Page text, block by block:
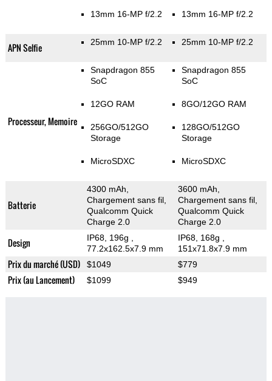
13mm 16-MP f/2.2 13mm 16-MP f/2.2
APN Selfie 25mm 10-MP f/2.2 25mm 10-MP f/2.2
Processeur, Memoire
Snapdragon 855
SoC
12GO RAM
256GO/512GO
Storage
MicroSDXC
Snapdragon 855
SoC
8GO/12GO RAM
128GO/512GO
Storage
MicroSDXC
Batterie
4300 mAh,
Chargement sans fil,
Qualcomm Quick
Charge 2.0
3600 mAh,
Chargement sans fil,
Qualcomm Quick
Charge 2.0
Design IP68, 196g
77.2x162.5x7.9 mm
IP68, 168g
151x71.8x7.9 mm
Prix du marché (USD) $1049 $779
Prix (au Lancement) $1099 $949